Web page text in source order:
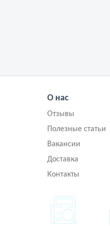
О нас
Отзывы
Полезные статьи
Вакансии
Доставка
Контакты